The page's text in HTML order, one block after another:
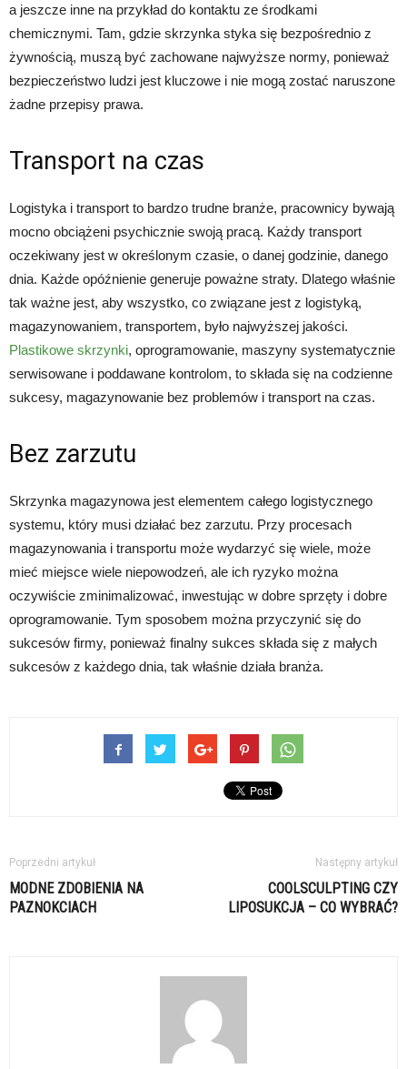
a jeszcze inne na przykład do kontaktu ze środkami
chemicznymi. Tam, gdzie skrzynka styka się bezpośrednio z
żywnością, muszą być zachowane najwyższe normy, ponieważ
bezpieczeństwo ludzi jest kluczowe i nie mogą zostać naruszone
żadne przepisy prawa.
Transport na czas
Logistyka i transport to bardzo trudne branże, pracownicy bywają
mocno obciążeni psychicznie swoją pracą. Każdy transport
oczekiwany jest w określonym czasie, o danej godzinie, danego
dnia. Każde opóźnienie generuje poważne straty. Dlatego właśnie
tak ważne jest, aby wszystko, co związane jest z logistyką,
magazynowaniem, transportem, było najwyższej jakości.
Plastikowe skrzynki, oprogramowanie, maszyny systematycznie
serwisowane i poddawane kontrolom, to składa się na codzienne
sukcesy, magazynowanie bez problemów i transport na czas.
Bez zarzutu
Skrzynka magazynowa jest elementem całego logistycznego
systemu, który musi działać bez zarzutu. Przy procesach
magazynowania i transportu może wydarzyć się wiele, może
mieć miejsce wiele niepowodzeń, ale ich ryzyko można
oczywiście zminimalizować, inwestując w dobre sprzęty i dobre
oprogramowanie. Tym sposobem można przyczynić się do
sukcesów firmy, ponieważ finalny sukces składa się z małych
sukcesów z każdego dnia, tak właśnie działa branża.
Poprzedni artykuł
MODNE ZDOBIENIA NA
PAZNOKCIACH
Następny artykuł
COOLSCULPTING CZY
LIPOSUKCJA – CO WYBRAĆ?